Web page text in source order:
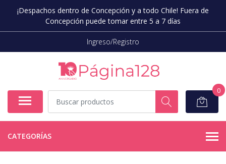
¡Despachos dentro de Concepción y a todo Chile! Fuera de
Concepción puede tomar entre 5 a 7 días
Ingreso/Registro
0
CATEGORÍAS